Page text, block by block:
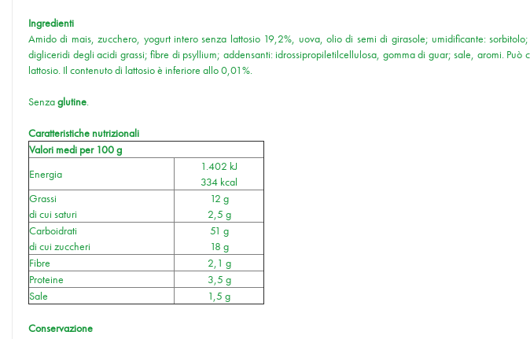
Ingredienti
Amido di mais, zucchero, yogurt intero senza lattosio 19,2%, uova, olio di semi di girasole; umidificante:
digliceridi degli acidi grassi; fibre di psyllium; addensanti: idrossipropiletilcellulosa, gomma di guar; sale, aromi.
lattosio. Il contenuto di lattosio è inferiore allo 0,01%.
Senzaglutine.
Caratteristiche nutrizionali
Valori medi per 100 g
Energia
1.402 kJ
334 kcal
Grassi
di cui saturi
12 g
2,5 g
Carboidrati
di cui zuccheri
51 g
18 g
Fibre
2,1 g
Proteine
3,5 g
Sale
1,5 g
Conservazione